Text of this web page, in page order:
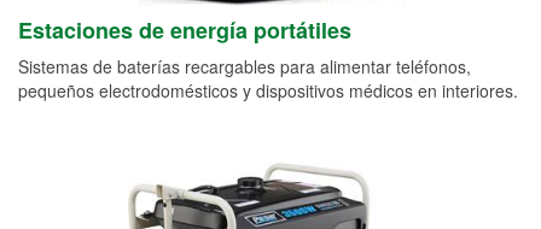
Estaciones de energía portátiles
Sistemas de baterías recargables para alimentar teléfonos,
pequeños electrodomésticos y dispositivos médicos en interiores.